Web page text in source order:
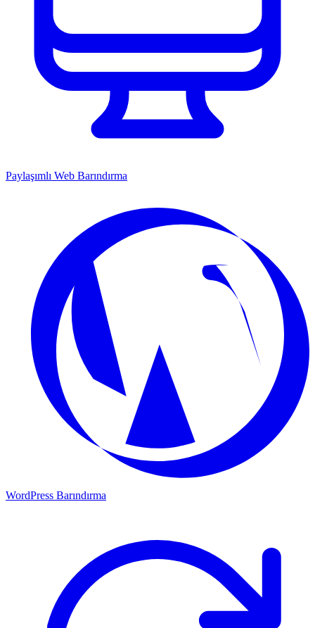
Paylaşımlı Web Barındırma
WordPress Barındırma